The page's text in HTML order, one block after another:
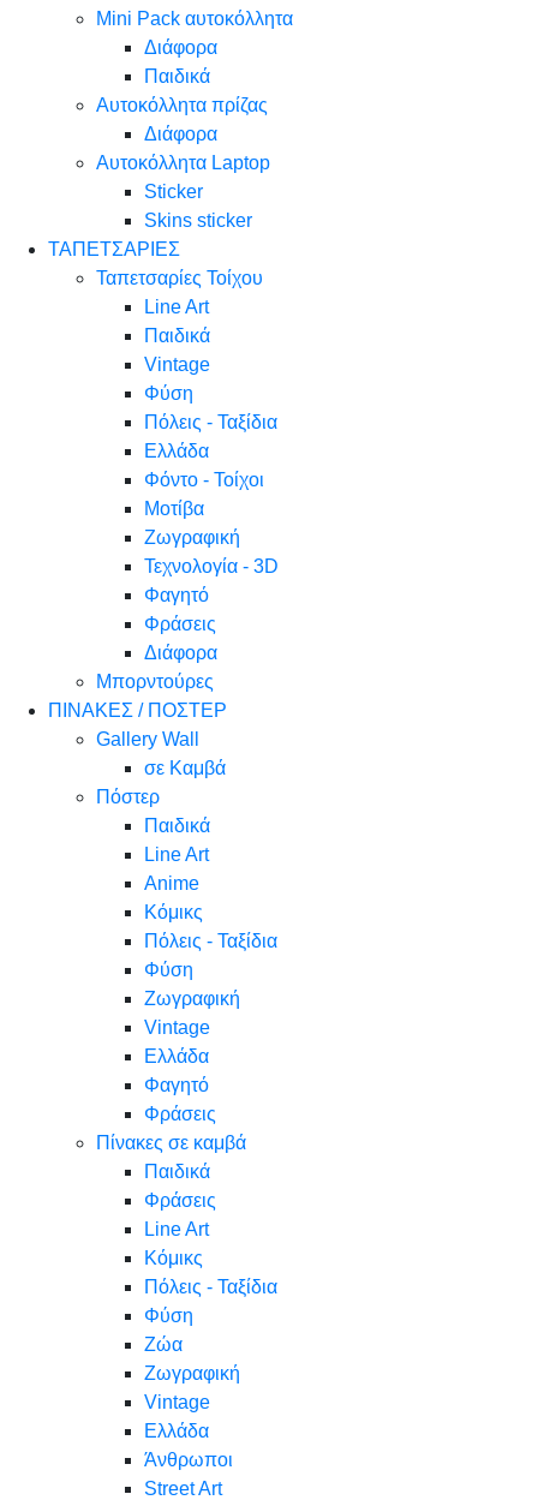
Mini Pack αυτοκόλλητα
Διάφορα
Παιδικά
Αυτοκόλλητα πρίζας
Διάφορα
Αυτοκόλλητα Laptop
Sticker
Skins sticker
ΤΑΠΕΤΣΑΡΙΕΣ
Ταπετσαρίες Τοίχου
Line Art
Παιδικά
Vintage
Φύση
Πόλεις - Ταξίδια
Ελλάδα
Φόντο - Τοίχοι
Μοτίβα
Ζωγραφική
Τεχνολογία - 3D
Φαγητό
Φράσεις
Διάφορα
Μπορντούρες
ΠΙΝΑΚΕΣ / ΠΟΣΤΕΡ
Gallery Wall
σε Καμβά
Πόστερ
Παιδικά
Line Art
Anime
Κόμικς
Πόλεις - Ταξίδια
Φύση
Ζωγραφική
Vintage
Ελλάδα
Φαγητό
Φράσεις
Πίνακες σε καμβά
Παιδικά
Φράσεις
Line Art
Κόμικς
Πόλεις - Ταξίδια
Φύση
Ζώα
Ζωγραφική
Vintage
Ελλάδα
Άνθρωποι
Street Art